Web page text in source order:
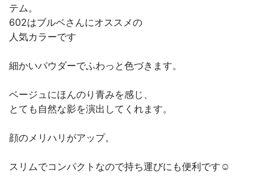
テム。
602はブルベさんにオススメの
人気カラーです
細かいパウダーでふわっと色づきます。
ベージュにほんのり青みを感じ、
とても自然な影を演出してくれます。
顔のメリハリがアップ。
スリムでコンパクトなので持ち運びにも便利です☺️